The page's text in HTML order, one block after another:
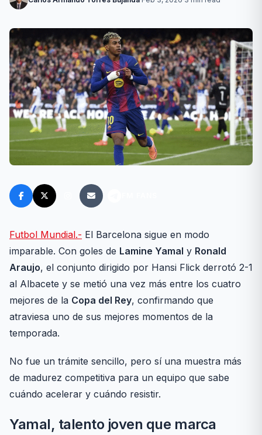
Futbol Mundial.- El Barcelona sigue en modo
imparable. Con goles de Lamine Yamal y Ronald
Araujo, el conjunto dirigido por Hansi Flick derrotó 2-1
al Albacete y se metió una vez más entre los cuatro
mejores de la Copa del Rey, confirmando que
atraviesa uno de sus mejores momentos de la
temporada.
No fue un trámite sencillo, pero sí una muestra más
de madurez competitiva para un equipo que sabe
cuándo acelerar y cuándo resistir.
Yamal, talento joven que marca